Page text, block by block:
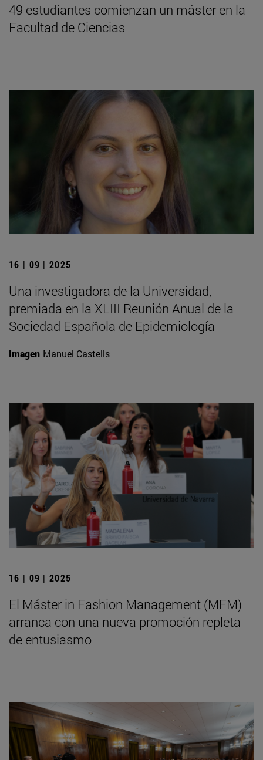
49 estudiantes comienzan un máster en la
Facultad de Ciencias
16 | 09 | 2025
Una investigadora de la Universidad,
premiada en la XLIII Reunión Anual de la
Sociedad Española de Epidemiología
Imagen Manuel Castells
16 | 09 | 2025
El Máster in Fashion Management (MFM)
arranca con una nueva promoción repleta
de entusiasmo